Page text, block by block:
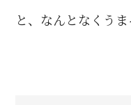
と、なんとなくう